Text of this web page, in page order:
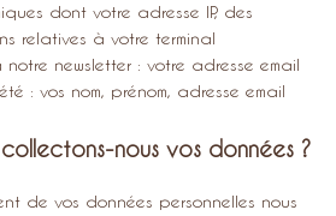
dont votre adresse IP, des
relatives à votre terminal
newsletter : votre adresse email
: vos nom, prénom, adresse email
nous vos données ?
de vos données personnelles nous